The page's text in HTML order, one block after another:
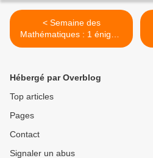
< Semaine des
Mathématiques : 1 énigme
par jour (3)
Hébergé par Overblog
Top articles
Pages
Contact
Signaler un abus